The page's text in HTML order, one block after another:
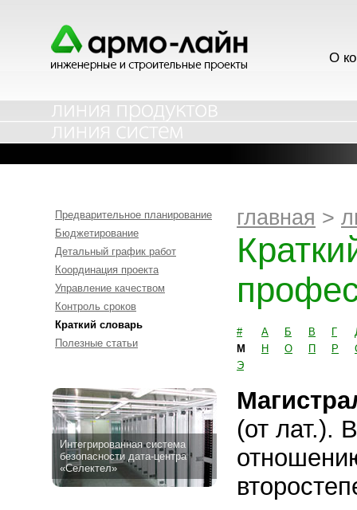
О
Предварительное планирование
Бюджетирование
Детальный график работ
Координация проекта
Управление качеством
Контроль сроков
Краткий словарь
Полезные статьи
Интегрированная система
безопасности дата-центра
«Селектел»
главная >
# А Б В Г
М
Н О П Р
Э
(от лат.).